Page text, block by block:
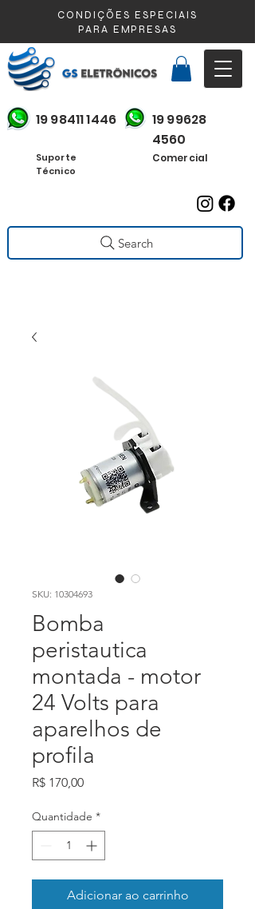
CONDIÇÕES ESPECIAIS
PARA EMPRESAS
19 98411 1446
Suporte
Técnico
19 99628
4560
Comercial
Search
SKU: 10304693
Bomba
peristautica
montada - motor
24 Volts para
aparelhos de
profila
R$ 170,00Preço
Quantidade *
Adicionar ao carrinho